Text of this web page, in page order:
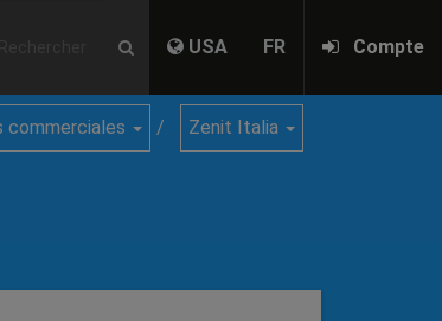
USA FR Compte
commerciales Zenit Italia